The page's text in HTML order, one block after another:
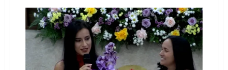
da
Mata
rege
noite
honrarias
exalta